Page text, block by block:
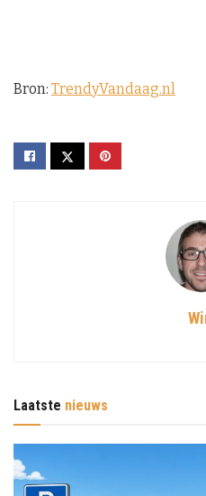
Bron: TrendyVandaag.nl
Laatste nieuws